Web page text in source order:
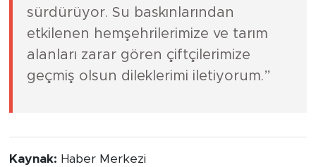
sürdürüyor. Su baskınlarından
etkilenen hemşehrilerimize ve tarım
alanları zarar gören çiftçilerimize
geçmiş olsun dileklerimi iletiyorum.”
Kaynak: Haber Merkezi